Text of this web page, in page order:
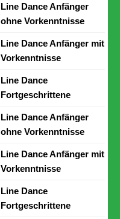
Line Dance Anfänger
ohne Vorkenntnisse
Line Dance Anfänger mit
Vorkenntnisse
Line Dance
Fortgeschrittene
Line Dance Anfänger
ohne Vorkenntnisse
Line Dance Anfänger mit
Vorkenntnisse
Line Dance
Fortgeschrittene